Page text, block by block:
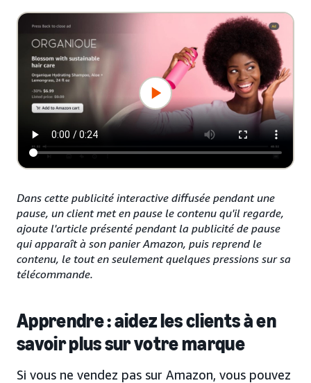
Dans cette publicité interactive diffusée pendant une
pause, un client met en pause le contenu qu'il regarde,
ajoute l'article présenté pendant la publicité de pause
qui apparaît à son panier Amazon, puis reprend le
contenu, le tout en seulement quelques pressions sur sa
télécommande.
Apprendre : aidez les clients à en
savoir plus sur votre marque
Si vous ne vendez pas sur Amazon, vous pouvez